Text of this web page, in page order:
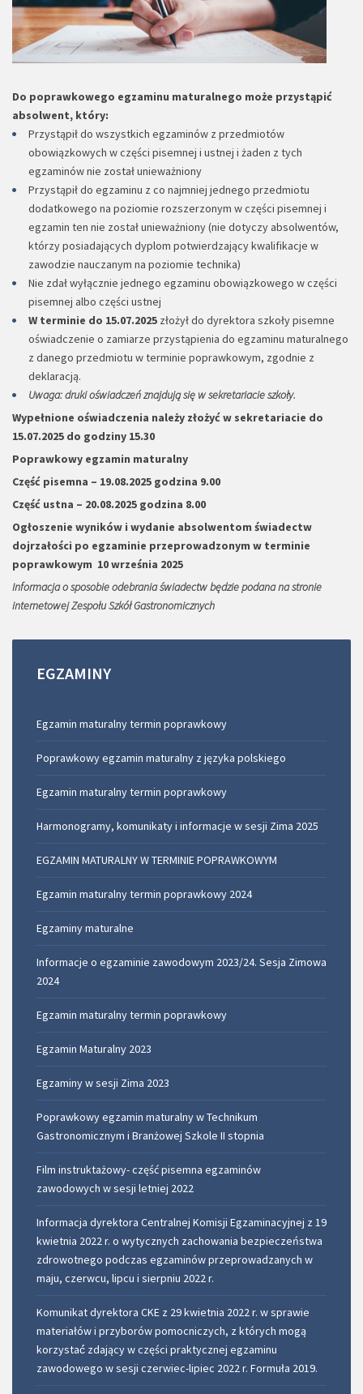
Do poprawkowego egzaminu maturalnego może przystąpić
absolwent, który:
Przystąpił do wszystkich egzaminów z przedmiotów
obowiązkowych w części pisemnej i ustnej i żaden z tych
egzaminów nie został unieważniony
Przystąpił do egzaminu z co najmniej jednego przedmiotu
dodatkowego na poziomie rozszerzonym w części pisemnej i
egzamin ten nie został unieważniony (nie dotyczy absolwentów,
którzy posiadających dyplom potwierdzający kwalifikacje w
zawodzie nauczanym na poziomie technika)
Nie zdał wyłącznie jednego egzaminu obowiązkowego w części
pisemnej albo części ustnej
W terminie do 15.07.2025 złożył do dyrektora szkoły pisemne
oświadczenie o zamiarze przystąpienia do egzaminu maturalnego
z danego przedmiotu w terminie poprawkowym, zgodnie z
deklaracją.
Uwaga: druki oświadczeń znajdują się w sekretariacie szkoły.
Wypełnione oświadczenia należy złożyć w sekretariacie do
15.07.2025 do godziny 15.30
Poprawkowy egzamin maturalny
Część pisemna – 19.08.2025 godzina 9.00
Część ustna – 20.08.2025 godzina 8.00
Ogłoszenie wyników i wydanie absolwentom świadectw
dojrzałości po egzaminie przeprowadzonym w terminie
poprawkowym 10 września 2025
Informacja o sposobie odebrania świadectw będzie podana na stronie
internetowej Zespołu Szkół Gastronomicznych
EGZAMINY
Egzamin maturalny termin poprawkowy
Poprawkowy egzamin maturalny z języka polskiego
Egzamin maturalny termin poprawkowy
Harmonogramy, komunikaty i informacje w sesji Zima 2025
EGZAMIN MATURALNY W TERMINIE POPRAWKOWYM
Egzamin maturalny termin poprawkowy 2024
Egzaminy maturalne
Informacje o egzaminie zawodowym 2023/24. Sesja Zimowa
2024
Egzamin maturalny termin poprawkowy
Egzamin Maturalny 2023
Egzaminy w sesji Zima 2023
Poprawkowy egzamin maturalny w Technikum
Gastronomicznym i Branżowej Szkole II stopnia
Film instruktażowy- część pisemna egzaminów
zawodowych w sesji letniej 2022
Informacja dyrektora Centralnej Komisji Egzaminacyjnej z 19
kwietnia 2022 r. o wytycznych zachowania bezpieczeństwa
zdrowotnego podczas egzaminów przeprowadzanych w
maju, czerwcu, lipcu i sierpniu 2022 r.
Komunikat dyrektora CKE z 29 kwietnia 2022 r. w sprawie
materiałów i przyborów pomocniczych, z których mogą
korzystać́ zdający w części praktycznej egzaminu
zawodowego w sesji czerwiec-lipiec 2022 r. Formuła 2019.